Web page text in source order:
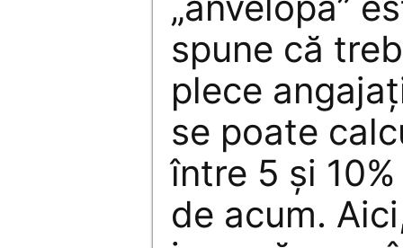
spune că
plece
se poate
între 5 şi
de acum.